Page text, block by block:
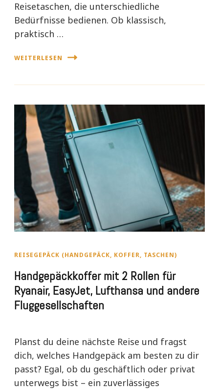
Reisetaschen, die unterschiedliche
Bedürfnisse bedienen. Ob klassisch,
praktisch …
WEITERLESEN
REISEGEPÄCK (HANDGEPÄCK, KOFFER, TASCHEN)
Handgepäckkoffer mit 2 Rollen für
Ryanair, EasyJet, Lufthansa und andere
Fluggesellschaften
Planst du deine nächste Reise und fragst
dich, welches Handgepäck am besten zu dir
passt? Egal, ob du geschäftlich oder privat
unterwegs bist – ein zuverlässiges